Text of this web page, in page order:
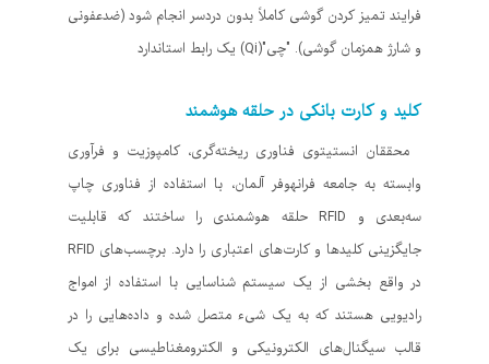
فرایند تمیز کردن گوشی کاملاً بدون دردسر انجام شود (ضدعفونی
و شارژ همزمان گوشی). "چی"(Qi) یک رابط استاندارد
کلید و کارت بانکی در حلقه هوشمند
محققان انستیتوی فناوری ریخته‌گری، کامپوزیت و فرآوری
وابسته به جامعه فرانهوفر آلمان، با استفاده از فناوری چاپ
سه‌بعدی و RFID حلقه هوشمندی را ساختند که قابلیت
جایگزینی کلیدها و کارت‌های اعتباری را دارد. برچسب‌های RFID
در واقع بخشی از یک سیستم شناسایی با استفاده از امواج
رادیویی هستند که به یک شیء متصل شده و داده‌هایی را در
قالب سیگنال‌های الکترونیکی و الکترومغناطیسی برای یک